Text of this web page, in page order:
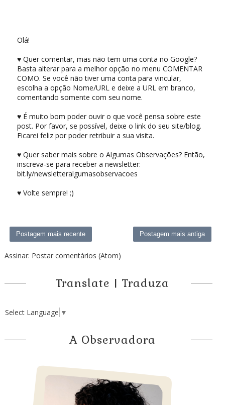
Olá!
♥ Quer comentar, mas não tem uma conta no Google?
Basta alterar para a melhor opção no menu COMENTAR
COMO. Se você não tiver uma conta para vincular,
escolha a opção Nome/URL e deixe a URL em branco,
comentando somente com seu nome.
♥ É muito bom poder ouvir o que você pensa sobre este
post. Por favor, se possível, deixe o link do seu site/blog.
Ficarei feliz por poder retribuir a sua visita.
♥ Quer saber mais sobre o Algumas Observações? Então,
inscreva-se para receber a newsletter:
bit.ly/newsletteralgumasobservacoes
♥ Volte sempre! ;)
Postagem mais recente Postagem mais antiga
Assinar: Postar comentários (Atom)
Translate | Traduza
Select Language ▼
A Observadora